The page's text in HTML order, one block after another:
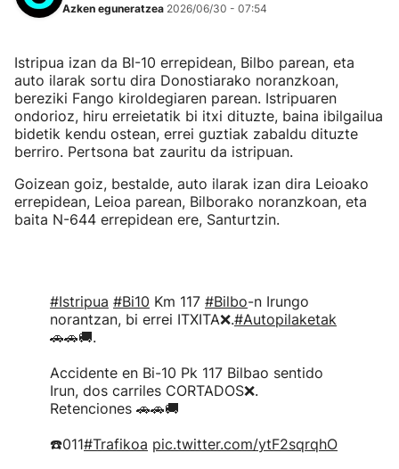
Azken eguneratzea 2026/06/30 - 07:54
Istripua izan da BI-10 errepidean, Bilbo parean, eta
auto ilarak sortu dira Donostiarako noranzkoan,
bereziki Fango kiroldegiaren parean. Istripuaren
ondorioz, hiru erreietatik bi itxi dituzte, baina ibilgailua
bidetik kendu ostean, errei guztiak zabaldu dituzte
berriro. Pertsona bat zauritu da istripuan.
Goizean goiz, bestalde, auto ilarak izan dira Leioako
errepidean, Leioa parean, Bilborako noranzkoan, eta
baita N-644 errepidean ere, Santurtzin.
#Istripua #Bi10 Km 117 #Bilbo-n Irungo
norantzan, bi errei ITXITA❌.#Autopilaketak
🚗🚗🚚.
Accidente en Bi-10 Pk 117 Bilbao sentido
Irun, dos carriles CORTADOS❌.
Retenciones 🚗🚗🚚
☎️011#Trafikoa pic.twitter.com/ytF2sqrqhO